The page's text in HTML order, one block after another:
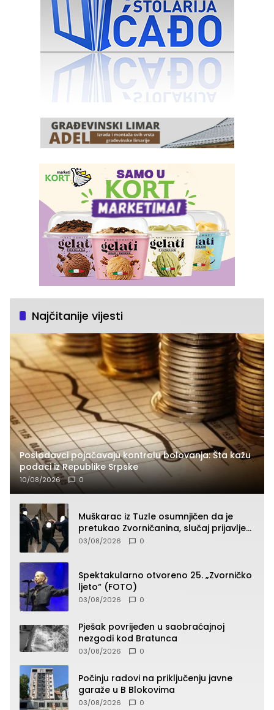
Najčitanije vijesti
Poslodavci pojačavaju kontrolu bolovanja: Šta kažu
podaci iz Republike Srpske
10/08/2026 0
Muškarac iz Tuzle osumnjičen da je
pretukao Zvorničanina, slučaj prijavljen
tužilaštvu
03/08/2026 0
Spektakularno otvoreno 25. „Zvorničko
ljeto“ (FOTO)
03/08/2026 0
Pješak povrijeđen u saobraćajnoj
nezgodi kod Bratunca
03/08/2026 0
Počinju radovi na priključenju javne
garaže u B Blokovima
03/08/2026 0